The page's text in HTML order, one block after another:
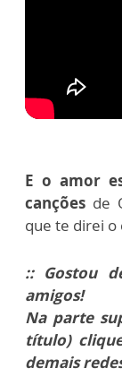
E o amor
canções de
que te direi o
:: Gostou
amigos!
Na parte
título)
demais